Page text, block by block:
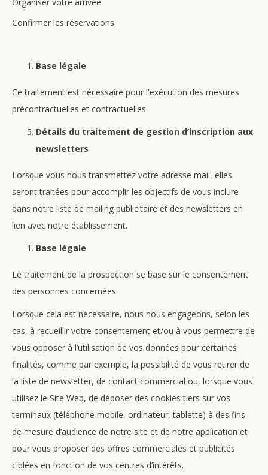
Confirmer les réservations
Base légale
Ce traitement est nécessaire pour l'exécution des mesures
précontractuelles et contractuelles.
Détails du traitement de gestion d’inscription aux
newsletters
Lorsque vous nous transmettez votre adresse mail, elles
seront traitées pour accomplir les objectifs de vous inclure
dans notre liste de mailing publicitaire et des newsletters en
lien avec notre établissement.
Base légale
Le traitement de la prospection se base sur le consentement
des personnes concernées.
Lorsque cela est nécessaire, nous nous engageons, selon les
cas, à recueillir votre consentement et/ou à vous permettre de
vous opposer à l’utilisation de vos données pour certaines
finalités, comme par exemple, la possibilité de vous retirer de
la liste de newsletter, de contact commercial ou, lorsque vous
utilisez le Site Web, de déposer des cookies tiers sur vos
terminaux (téléphone mobile, ordinateur, tablette) à des fins
de mesure d’audience de notre site et de notre application et
pour vous proposer des offres commerciales et publicités
ciblées en fonction de vos centres d’intérêts.